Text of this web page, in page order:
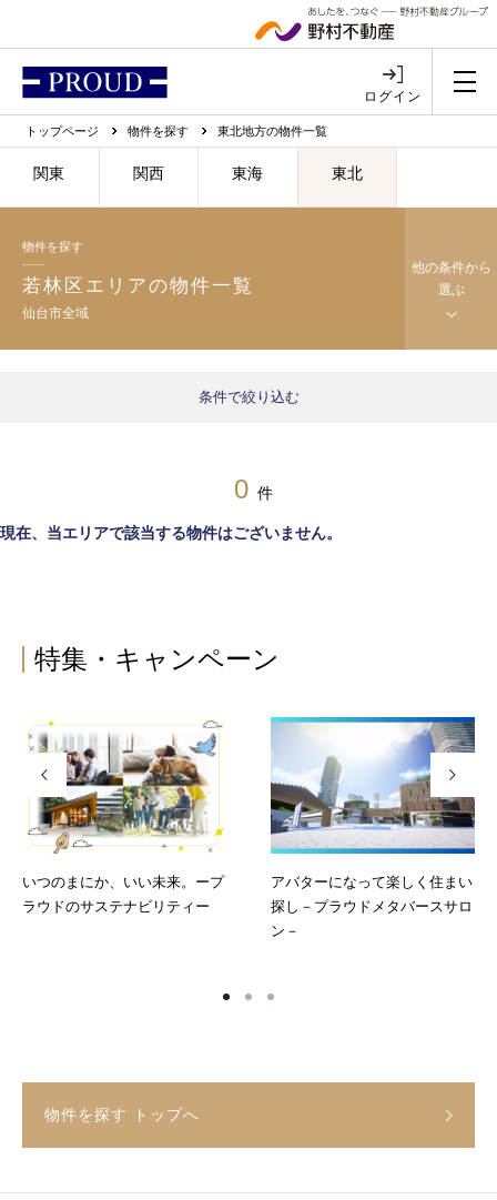
ログイン
トップページ 物件を探す 東北地方の物件一覧
関東 関西 東海 東北
物件を探す
若林区エリアの物件一覧
仙台市全域
他の条件から
選ぶ
条件で絞り込む
0 件
現在、当エリアで該当する物件はございません。
特集・キャンペーン
いつのまにか、いい未来。ープ
ラウドのサステナビリティー
アバターになって楽しく住まい
探し－プラウドメタバースサロ
ン－
物件を探す トップへ